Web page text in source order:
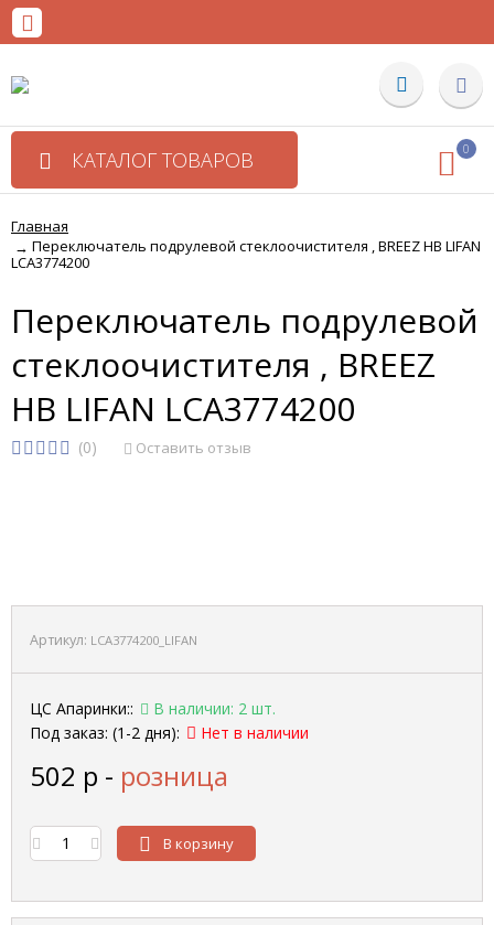
КАТАЛОГ ТОВАРОВ 0
Главная
→ Переключатель подрулевой стеклоочистителя , BREEZ HB LIFAN
LCA3774200
Переключатель подрулевой
стеклоочистителя , BREEZ
HB LIFAN LCA3774200
(0) Оставить отзыв
Артикул: LCA3774200_LIFAN
ЦС Апаринки::
В наличии: 2 шт.
Под заказ: (1-2 дня):
Нет в наличии
502 р - розница
В корзину